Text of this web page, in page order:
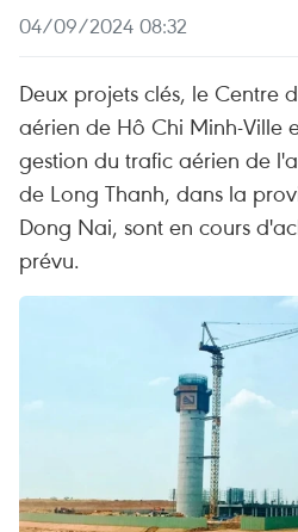
04/09/2024 08:32
Deux projets clés, le Centre
aérien de Hô Chi Minh-Ville
gestion du trafic aérien de
de Long Thanh, dans la
Dong Nai, sont en cours
prévu.